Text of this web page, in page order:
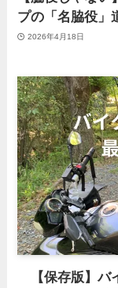
プの「名脇役」
2026年4月18日
【保存版】バ